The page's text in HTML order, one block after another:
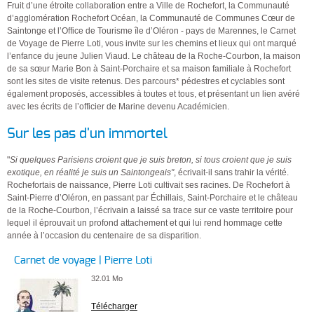
Fruit d’une étroite collaboration entre a Ville de Rochefort, la Communauté
d’agglomération Rochefort Océan, la Communauté de Communes Cœur de
Saintonge et l’Office de Tourisme île d’Oléron - pays de Marennes, le Carnet
de Voyage de Pierre Loti, vous invite sur les chemins et lieux qui ont marqué
l’enfance du jeune Julien Viaud. Le château de la Roche-Courbon, la maison
de sa sœur Marie Bon à Saint-Porchaire et sa maison familiale à Rochefort
sont les sites de visite retenus. Des parcours* pédestres et cyclables sont
également proposés, accessibles à toutes et tous, et présentant un lien avéré
avec les écrits de l’officier de Marine devenu Académicien.
Sur les pas d'un immortel
"Si quelques Parisiens croient que je suis breton, si tous croient que je suis
exotique, en réalité je suis un Saintongeais", écrivait-il sans trahir la vérité.
Rochefortais de naissance, Pierre Loti cultivait ses racines. De Rochefort à
Saint-Pierre d’Oléron, en passant par Échillais, Saint-Porchaire et le château
de la Roche-Courbon, l’écrivain a laissé sa trace sur ce vaste territoire pour
lequel il éprouvait un profond attachement et qui lui rend hommage cette
année à l’occasion du centenaire de sa disparition.
Carnet de voyage | Pierre Loti
32.01 Mo
Télécharger